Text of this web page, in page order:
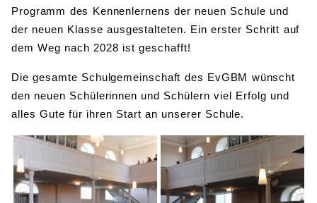
Programm des Kennenlernens der neuen Schule und
der neuen Klasse ausgestalteten. Ein erster Schritt auf
dem Weg nach 2028 ist geschafft!
Die gesamte Schulgemeinschaft des EvGBM wünscht
den neuen Schülerinnen und Schülern viel Erfolg und
alles Gute für ihren Start an unserer Schule.